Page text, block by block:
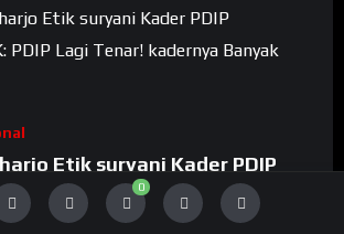
0
Etik suryani Kader PDIP
PDIP Lagi Tenar! kadernya
Maling
Ago